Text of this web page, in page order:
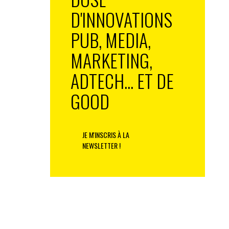
D'INNOVATIONS
PUB, MEDIA,
MARKETING,
ADTECH... ET DE
GOOD
JE M'INSCRIS À LA
NEWSLETTER !